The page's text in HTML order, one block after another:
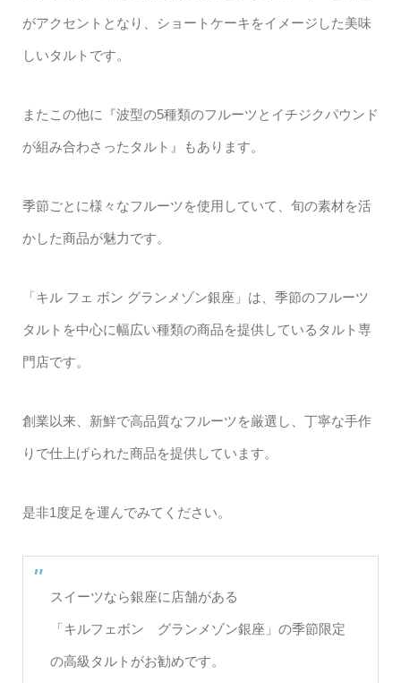
がアクセントとなり、ショートケーキをイメージした美味
しいタルトです。
またこの他に『波型の5種類のフルーツとイチジクパウンド
が組み合わさったタルト』もあります。
季節ごとに様々なフルーツを使用していて、旬の素材を活
かした商品が魅力です。
「キル フェ ボン グランメゾン銀座」は、季節のフルーツ
タルトを中心に幅広い種類の商品を提供しているタルト専
門店です。
創業以来、新鮮で高品質なフルーツを厳選し、丁寧な手作
りで仕上げられた商品を提供しています。
是非1度足を運んでみてください。
スイーツなら銀座に店舗がある
「キルフェボン グランメゾン銀座」の季節限定
の高級タルトがお勧めです。